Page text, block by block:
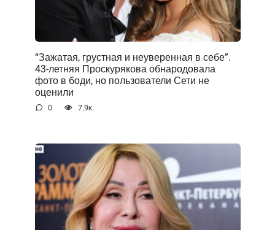
“Зажатая, грустная и неуверенная в себе”.
43-летняя Проскурякова обнародовала
фото в боди, но пользователи Сети не
оценили
0 7.9к.